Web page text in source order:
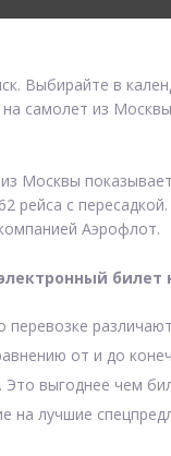
Выбирайте в
самолет из
Москвы
рейса с
Аэрофлот.
билет
перевозке
от и до
Это выгоднее чем
на лучшие